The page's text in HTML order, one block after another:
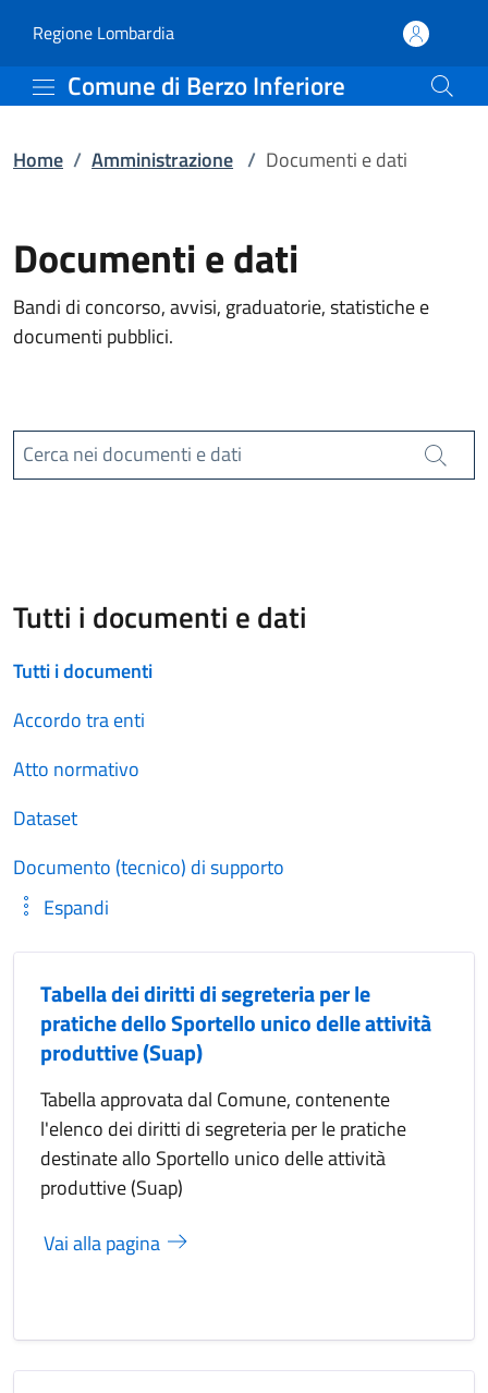
Documenti e dati |
Regione Lombardia(apre in un'altra scheda).
Comune di Berzo Inferiore
Home / Amministrazione / Documenti e dati
Documenti e dati
Bandi di concorso, avvisi, graduatorie, statistiche e
documenti pubblici.
Cerca nei documenti e dati
Cerca
Tutti i documenti e dati
Tutti i documenti
Accordo tra enti
Atto normativo
Dataset
Documento (tecnico) di supporto
Espandi
Tabella dei diritti di segreteria per le
pratiche dello Sportello unico delle attività
produttive (Suap)
Tabella approvata dal Comune, contenente
l'elenco dei diritti di segreteria per le pratiche
destinate allo Sportello unico delle attività
produttive (Suap)
Vai alla pagina